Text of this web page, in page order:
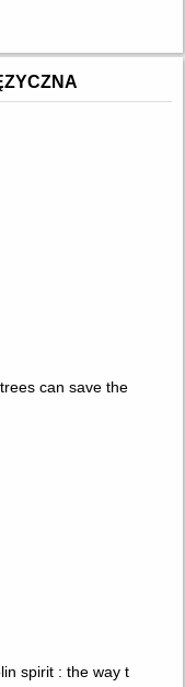
can save the world
spirit : the way to self-